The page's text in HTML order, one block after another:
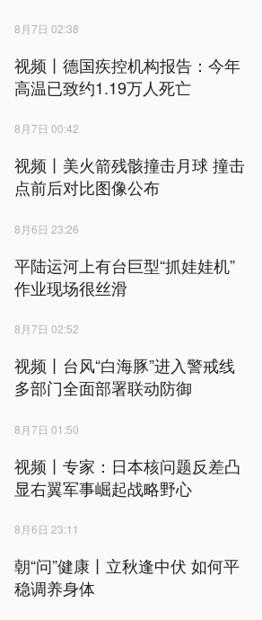
8月7日 02:38
视频丨德国疾控机构报告：今年
高温已致约1.19万人死亡
8月7日 00:42
视频丨美火箭残骸撞击月球 撞击
点前后对比图像公布
8月6日 23:26
平陆运河上有台巨型“抓娃娃机”
作业现场很丝滑
8月7日 02:52
视频丨台风“白海豚”进入警戒线
多部门全面部署联动防御
8月7日 01:50
视频丨专家：日本核问题反差凸
显右翼军事崛起战略野心
8月6日 23:11
朝“问”健康丨立秋逢中伏 如何平
稳调养身体